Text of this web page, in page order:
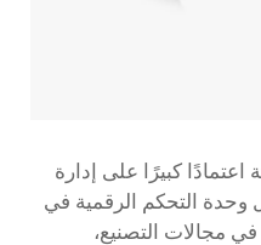
اعتمادًا كبيرًا على إدارة
وحدة التحكم الرقمية في
مجالات التصنيع،